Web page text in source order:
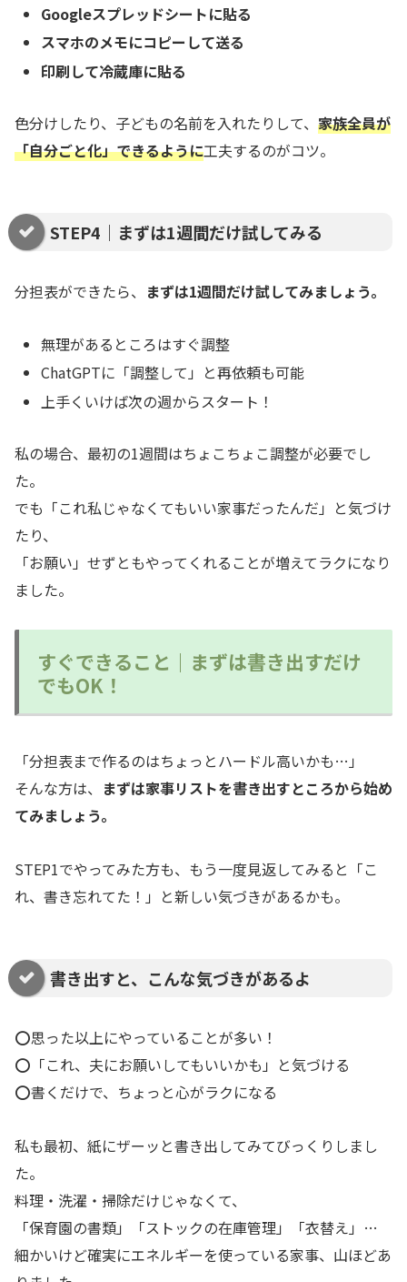
Googleスプレッドシートに貼る
スマホのメモにコピーして送る
印刷して冷蔵庫に貼る
色分けしたり、子どもの名前を入れたりして、 家族全員が
「自分ごと化」できるように工夫するのがコツ。
STEP4｜まずは1週間だけ試してみる
分担表ができたら、 まずは1週間だけ試してみましょう。
無理があるところはすぐ調整
ChatGPTに「調整して」と再依頼も可能
上手くいけば次の週からスタート！
私の場合、最初の1週間はちょこちょこ調整が必要でし
た。
でも「これ私じゃなくてもいい家事だったんだ」と気づけ
たり、
「お願い」せずともやってくれることが増えてラクになり
ました。
すぐできること｜まずは書き出すだけ
でもOK！
「分担表まで作るのはちょっとハードル高いかも…」
そんな方は、 まずは家事リストを書き出すところから始め
てみましょう。
STEP1でやってみた方も、もう一度見返してみると「こ
れ、書き忘れてた！」と新しい気づきがあるかも。
書き出すと、こんな気づきがあるよ
⭕️思った以上にやっていることが多い！
⭕️「これ、夫にお願いしてもいいかも」と気づける
⭕️書くだけで、ちょっと心がラクになる
私も最初、紙にザーッと書き出してみてびっくりしまし
た。
料理・洗濯・掃除だけじゃなくて、
「保育園の書類」「ストックの在庫管理」「衣替え」…
細かいけど確実にエネルギーを使っている家事、山ほどあ